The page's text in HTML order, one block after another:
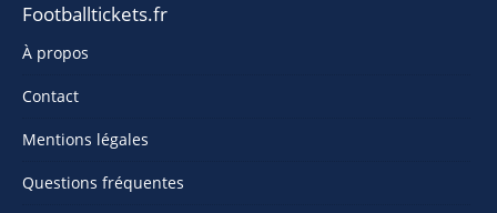
Footballtickets.fr
À propos
Contact
Mentions légales
Questions fréquentes